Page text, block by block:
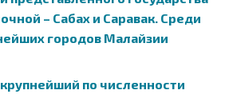
– Сабах и Саравак. Среди
городов Малайзии
по численности